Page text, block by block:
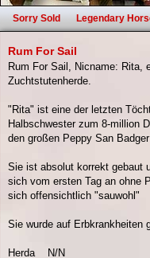
Sorry Sold Legendary
Rum For Sail
Rum For Sail, Nicname: Rita,
Zuchtstutenherde.
"Rita" ist eine der letzten
Halbschwester zum 8-million
den großen Peppy San
Sie ist absolut korrekt gebaut
sich vom ersten Tag an ohne
sich offensichtlich "sauwohl"
Sie wurde auf Erbkrankheiten
Herda N/N